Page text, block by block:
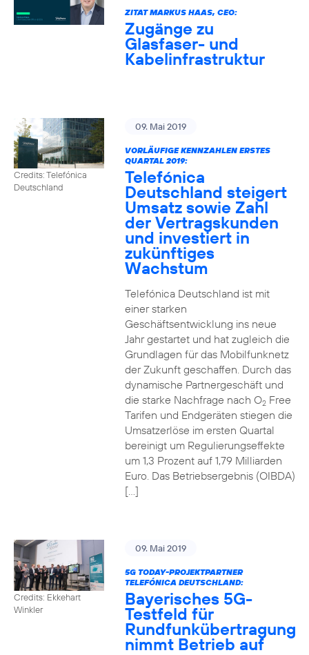
ZITAT MARKUS HAAS, CEO:
Zugänge zu
Glasfaser- und
Kabelinfrastruktur
Credits: Telefónica
Deutschland
09. Mai 2019
VORLÄUFIGE KENNZAHLEN ERSTES
QUARTAL 2019:
Telefónica
Deutschland steigert
Umsatz sowie Zahl
der Vertragskunden
und investiert in
zukünftiges
Wachstum
Telefónica Deutschland ist mit
einer starken
Geschäftsentwicklung ins neue
Jahr gestartet und hat zugleich die
Grundlagen für das Mobilfunknetz
der Zukunft geschaffen. Durch das
dynamische Partnergeschäft und
die starke Nachfrage nach O2Free
Tarifen und Endgeräten stiegen die
Umsatzerlöse im ersten Quartal
bereinigt um Regulierungseffekte
um 1,3 Prozent auf 1,79 Milliarden
Euro. Das Betriebsergebnis (OIBDA)
[…]
Credits: Ekkehart
Winkler
09. Mai 2019
5G TODAY-PROJEKTPARTNER
TELEFÓNICA DEUTSCHLAND:
Bayerisches 5G-
Testfeld für
Rundfunkübertragung
nimmt Betrieb auf